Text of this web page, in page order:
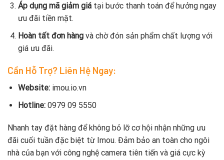
Áp dụng mã giảm giátại bước thanh toán để hưởng ngay
ưu đãi tiền mặt.
Hoàn tất đơn hàngvà chờ đón sản phẩm chất lượng với
giá ưu đãi.
Cần Hỗ Trợ? Liên Hệ Ngay:
Website:imou.io.vn
Hotline: 0979 09 5550
Nhanh tay đặt hàng để không bỏ lỡ cơ hội nhận những ưu
đãi cuối tuần đặc biệt từ Imou. Đảm bảo an toàn cho ngôi
nhà của bạn với công nghệ camera tiên tiến và giá cực kỳ